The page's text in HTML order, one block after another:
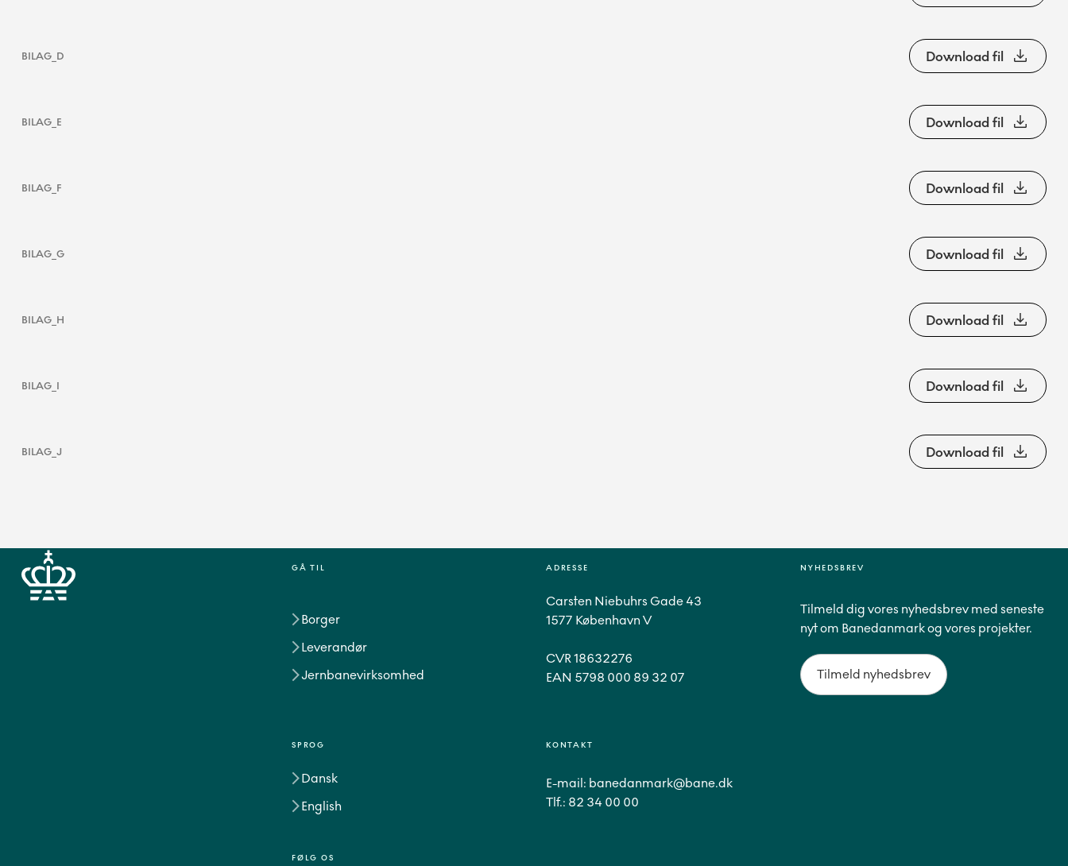
BILAG_D Download fil
BILAG_E Download fil
BILAG_F Download fil
BILAG_G Download fil
BILAG_H Download fil
BILAG_I Download fil
BILAG_J Download fil
GÅ TIL
Borger
Leverandør
Jernbanevirksomhed
SPROG
Dansk
English
FØLG OS
ADRESSE
Carsten Niebuhrs Gade 43
1577 København V
CVR 18632276
EAN 5798 000 89 32 07
KONTAKT
E-mail: banedanmark@bane.dk
Tlf.: 82 34 00 00
NYHEDSBREV
Tilmeld dig vores nyhedsbrev med seneste
nyt om Banedanmark og vores projekter.
Tilmeld nyhedsbrev